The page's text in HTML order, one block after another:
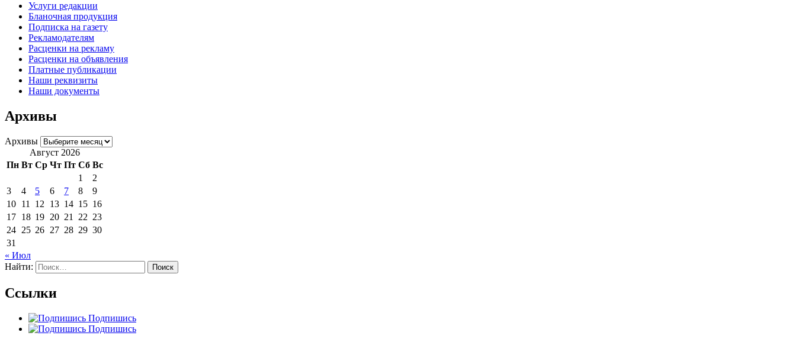
Услуги редакции
Бланочная продукция
Подписка на газету
Рекламодателям
Расценки на рекламу
Расценки на объявления
Платные публикации
Наши реквизиты
Наши документы
Архивы
Архивы
Август 2026
Пн Вт Ср Чт Пт Сб Вс
1
2
3
4 5 6 7 8
9
10 11 12 13 14 15 16
17 18 19 20 21 22 23
24 25 26 27 28 29 30
31
« Июл
Найти:
Ссылки
Подпишись
Подпишись